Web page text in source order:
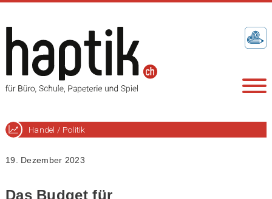
Handel / Politik
19. Dezember 2023
Das Budget für